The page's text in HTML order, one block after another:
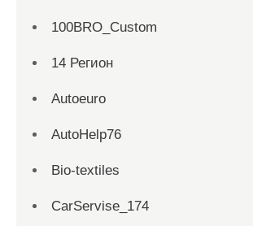
100BRO_Custom
14 Регион
Autoeuro
AutoHelp76
Bio-textiles
CarServise_174